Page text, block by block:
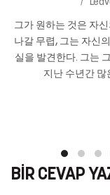
그가 원하는 것은 자
나갈 무렵, 그는 자신
실을 발견한다. 그는
지난 수년간 많
BIR CEVAP